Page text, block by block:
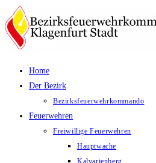
Zum
Inhalt
springen
Home
Der Bezirk
Bezirksfeuerwehrkommando
Feuerwehren
Freiwillige Feuerwehren
Hauptwache
Kalvarienberg